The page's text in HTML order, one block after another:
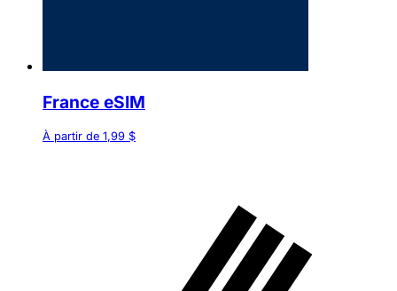
France eSIM
À partir de 1,99 $